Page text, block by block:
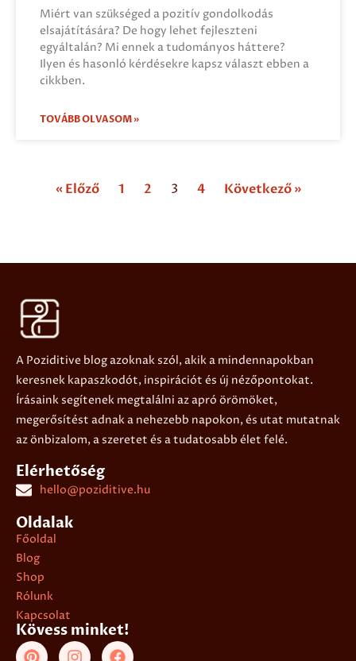
Miért van szükséged a pozitív gondolkodás
elsajátítására? De hogy lehet fejleszteni
egyáltalán? Mi ennek a tudományos háttere?
Ilyen és hasonló kérdésekre kapsz választ ebben a
cikkben.
TOVÁBB OLVASOM »
« Előző 1 2 3 4 Következő »
A Poziditive blog azoknak szól, akik a mindennapokban
keresnek kapaszkodót, inspirációt és új nézőpontokat.
Írásaink segítenek megtalálni az apró örömöket,
megerősítést adnak a nehezebb napokon, és utat mutatnak
az önbizalom, a szeretet és a tudatosabb élet felé.
Elérhetőség
hello@poziditive.hu
Oldalak
Főoldal
Blog
Shop
Rólunk
Kapcsolat
Kövess minket!
P I F